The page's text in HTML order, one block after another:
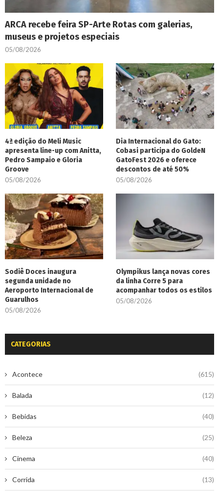
ARCA recebe feira SP-Arte Rotas com galerias,
museus e projetos especiais
05/08/2026
4ª edição do Meli Music
apresenta line-up com Anitta,
Pedro Sampaio e Gloria
Groove
05/08/2026
Dia Internacional do Gato:
Cobasi participa do GoldeN
GatoFest 2026 e oferece
descontos de até 50%
05/08/2026
Sodiê Doces inaugura
segunda unidade no
Aeroporto Internacional de
Guarulhos
05/08/2026
Olympikus lança novas cores
da linha Corre 5 para
acompanhar todos os estilos
05/08/2026
CATEGORIAS
Acontece (615)
Balada (12)
Bebidas (40)
Beleza (25)
Cinema (40)
Corrida (13)